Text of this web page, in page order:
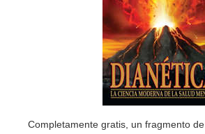
Completamente gratis, un fragmento de